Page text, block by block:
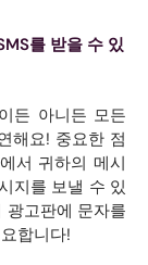
를 받을 수 있
든 아니든 모든
해요! 중요한 점
서 귀하의 메시
지를 보낼 수 있
광고판에 문자를
합니다!